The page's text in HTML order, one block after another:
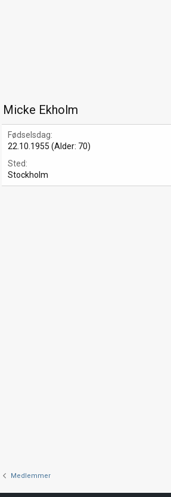
Micke Ekholm
Fødselsdag
22.10.1955 (Alder: 70)
Sted
Stockholm
Medlemmer